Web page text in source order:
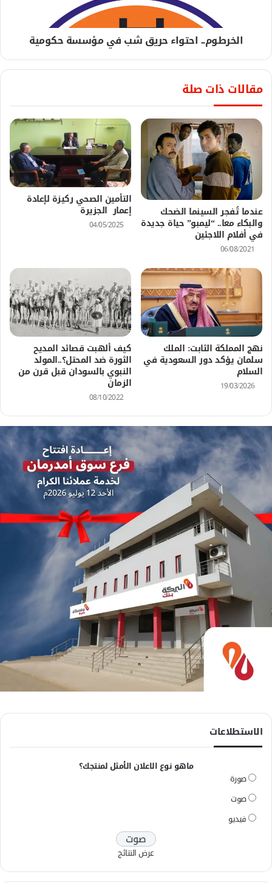
الخرطوم.. احتواء حريق شب في مؤسسة حكومية
مقالات ذات صلة
عندما تُفجر السينما الضحك
والبكاء معا.. “ليمبو” حياة جديدة
في أفلام اللاجئين
06/08/2021
التأمين الصحي ركيزة لإعادة
إعمار الجزيرة
04/05/2025
نهج المملكة الثابت: الملك
سلمان يؤكد دور السعودية في
السلام
19/03/2026
كيف ألهبت قصائد المديح
الثورة ضد المحتل؟..المولد
النبوي بالسودان قبل قرن من
الزمان
08/10/2022
الاستطلاعات
ماهو نوع الاعلان الأمثل لمنتجك؟
صورة
صوت
فيديو
عرض النتائج